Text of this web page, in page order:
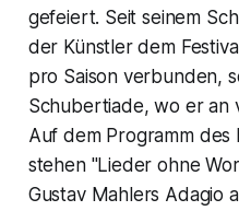
gefeiert. Seit seinem
der Künstler dem
pro Saison verbunden,
Schubertiade, wo er an
Auf dem Programm des
stehen "Lieder ohne
Gustav Mahlers Adagio